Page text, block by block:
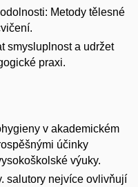
Metody tělesné
smysluplnost a udržet
praxi.
v akademickém
účinky
výuky.
salutory nejvíce ovlivňují